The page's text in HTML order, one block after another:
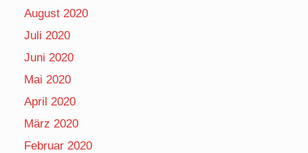
August 2020
Juli 2020
Juni 2020
Mai 2020
April 2020
März 2020
Februar 2020